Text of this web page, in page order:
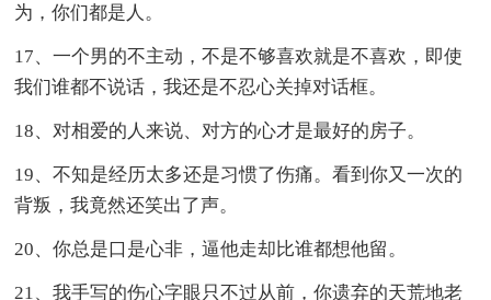
为，你们都是人。
17、一个男的不主动，不是不够喜欢就是不喜欢，即使
我们谁都不说话，我还是不忍心关掉对话框。
18、对相爱的人来说、对方的心才是最好的房子。
19、不知是经历太多还是习惯了伤痛。看到你又一次的
背叛，我竟然还笑出了声。
20、你总是口是心非，逼他走却比谁都想他留。
21、我手写的伤心字眼只不过从前，你遗弃的天荒地老